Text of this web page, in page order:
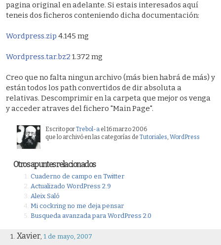
pagina original en adelante. Si estais interesados aquí
teneis dos ficheros conteniendo dicha documentación:
Wordpress.zip 4.145 mg
Wordpress.tar.bz2 1.372 mg
Creo que no falta ningun archivo (más bien habrá de más) y
están todos los path convertidos de dir absoluta a
relativas. Descomprimir en la carpeta que mejor os venga
y acceder atraves del fichero "Main Page".
Escrito porTrebol-a el 16 marzo 2006
que lo archivó en las categorías de Tutoriales, WordPress
Otros apuntes relacionados
Cuaderno de campo en Twitter
Actualizado WordPress 2.9
Aleix Saló
Mi cockring no me deja pensar
Busqueda avanzada para WordPress 2.0
Xavier, 1 de mayo, 2007